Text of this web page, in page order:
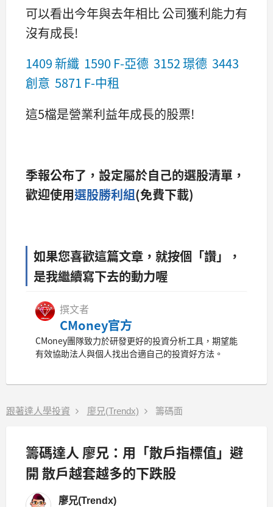
可以看出今年與去年相比 公司獲利能力有
沒有成長!
1409 新纖 1590 F-亞德 3152 璟德 3443
創意 5871 F-中租
這5檔是營業利益年成長的股票!
季報公布了，設定屬於自己的選股清單，
歡迎使用選股勝利組(免費下載)
如果您喜歡這篇文章，就按個「讚」，
是我繼續寫下去的動力喔
撰文者
CMoney官方
CMoney團隊致力於研發更好的投資分析工具，期望能
有效協助法人與個人找出合適自己的投資好方法。
跟著達人學投資 廖兄(Trendx) 籌碼面
籌碼達人 廖兄：用「散戶指標值」避
開 散戶越套越多的下跌股
廖兄(Trendx)